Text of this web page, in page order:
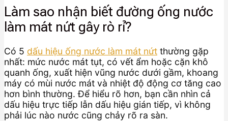
Làm sao nhận biết đường ống nước
làm mát nứt gây rò rỉ?
Có 5 dấu hiệu ống nước làm mát nứt thường gặp
nhất: mức nước mát tụt, có vết ẩm hoặc cặn khô
quanh ống, xuất hiện vũng nước dưới gầm, khoang
máy có mùi nước mát và nhiệt độ động cơ tăng cao
hơn bình thường. Để hiểu rõ hơn, bạn cần nhìn cả
dấu hiệu trực tiếp lẫn dấu hiệu gián tiếp, vì không
phải lúc nào nước cũng chảy rõ ra sàn.